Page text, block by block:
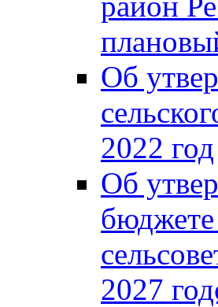
Об
2022 год
Об
бюджете
2027